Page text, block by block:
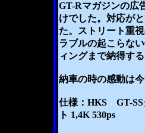
GT-Rマガジンの広
けでした。対応が
た。ストリート重
ラブルの起こらな
ィングまで納得す
納車の時の感動は
仕様：HKS GT-
ト 1,4K 530ps